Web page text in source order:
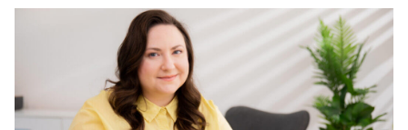
Экзаменационный центр
Больше о нас